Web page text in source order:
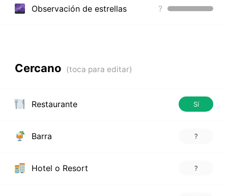
Observación de estrellas ?
Cercano
Restaurante Sí
Barra ?
Hotel o Resort ?